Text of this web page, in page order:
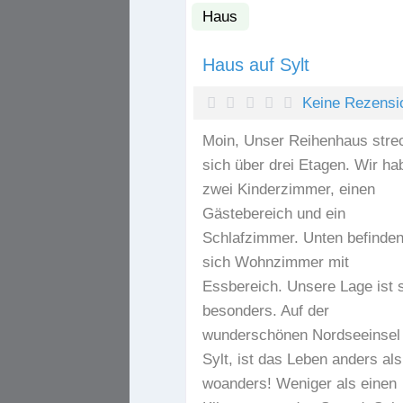
Haus
Haus auf Sylt
Keine
Moin, Unser Reihenhaus
sich über drei Etagen. Wir
zwei Kinderzimmer, einen
Gästebereich und ein
Schlafzimmer. Unten befinden
sich Wohnzimmer mit
Essbereich. Unsere Lage ist
besonders. Auf der
wunderschönen Nordseeinsel
Sylt, ist das Leben anders als
woanders! Weniger als einen